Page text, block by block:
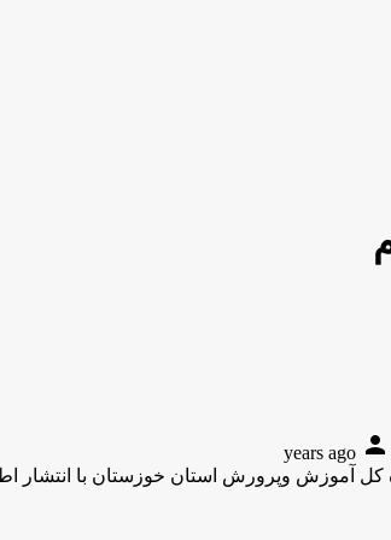
person
کل آموزش وپرورش استان خوزستان با